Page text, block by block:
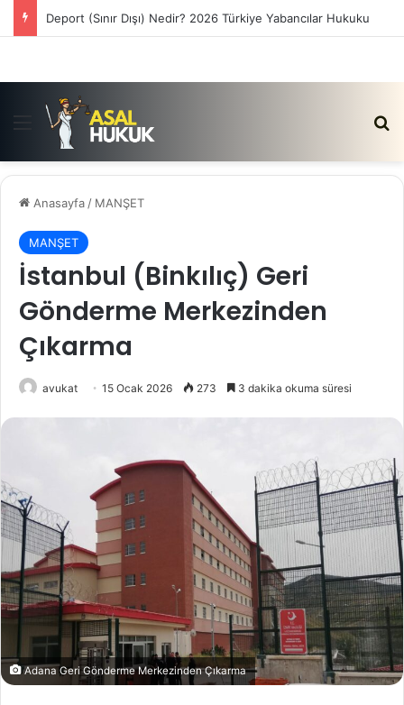
Deport (Sınır Dışı) Nedir? 2026 Türkiye Yabancılar Hukuku
Menü
Anasayfa / MANŞET
MANŞET
İstanbul (Binkılıç) Geri
Gönderme Merkezinden
Çıkarma
avukat 15 Ocak 2026 273 3 dakika okuma süresi
Adana Geri Gönderme Merkezinden Çıkarma